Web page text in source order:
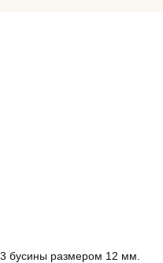
бусины размером 12 мм.